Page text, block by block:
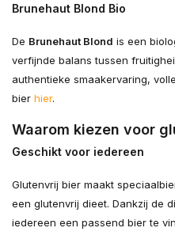
Brunehaut Blond Bio
De Brunehaut Blond is een
verfijnde balans tussen
authentieke smaakervaring,
bier hier.
Waarom kiezen voor
Geschikt voor iedereen
Glutenvrij bier maakt
een glutenvrij dieet. Dankzij de
iedereen een passend bier te